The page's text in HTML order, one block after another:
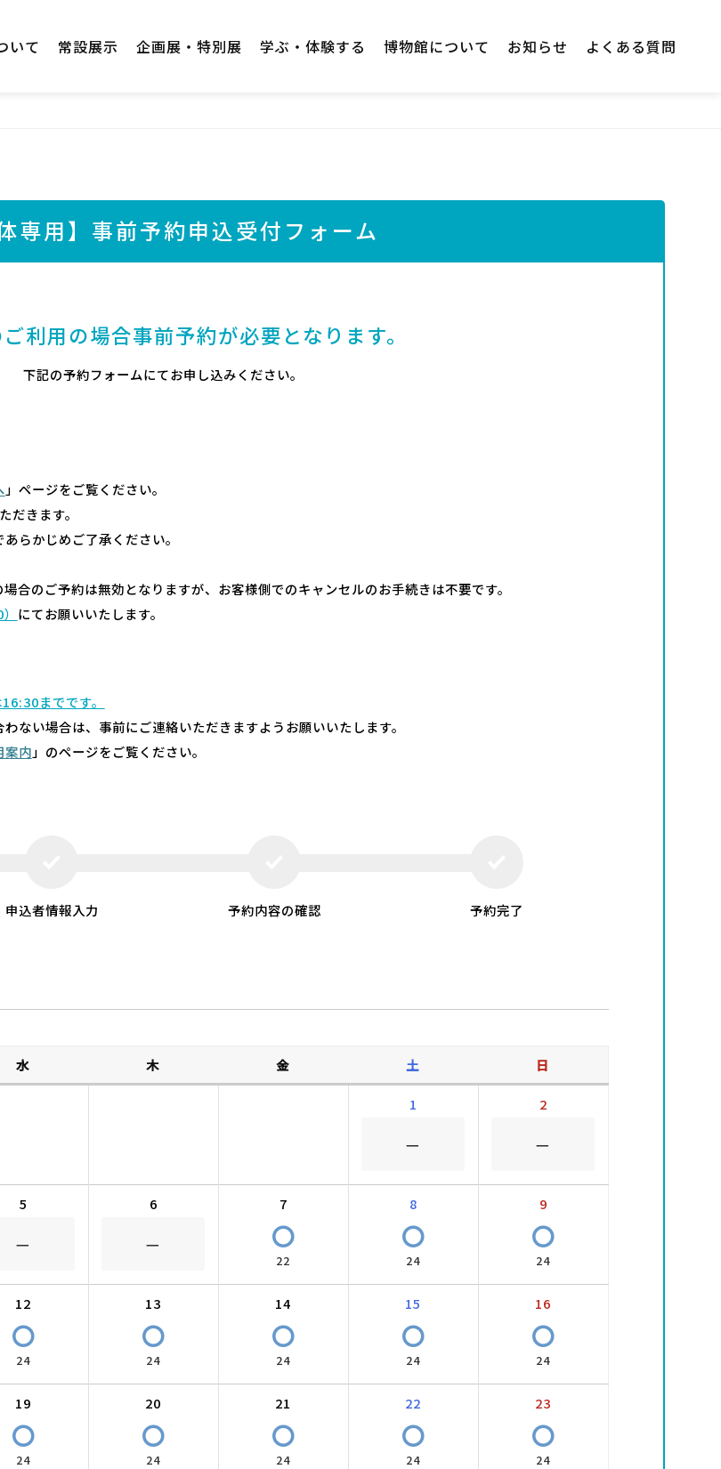
いて 常設展示 企画展・特別展 学ぶ・体験する 博物館について お知らせ よくある質問
体専用】事前予約申込受付フォーム
利用の場合事前予約が必要となります。
下記の予約フォームにてお申し込みください。
」ページをご覧ください。
だきます。
らかじめご了承ください。
合のご予約は無効となりますが、お客様側でのキャンセルのお手続きは不要です。
にてお願いいたします。
までです。
ない場合は、事前にご連絡いただきますようお願いいたします。
案内」のページをご覧ください。
申込者情報入力 予約内容の確認 予約完了
水 木 金 土 日
1
－
2
－
5
－
6
－
7
〇
22
8
〇
24
9
〇
24
12
〇
24
13
〇
24
14
〇
24
15
〇
24
16
〇
24
19
〇
24
20
〇
24
21
〇
24
22
〇
24
23
〇
24